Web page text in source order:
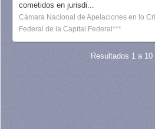
cometidos en jurisdi...
Cámara Nacional de Apelaciones en lo
Federal de la Capital Federal***
Resultados 1 a 10